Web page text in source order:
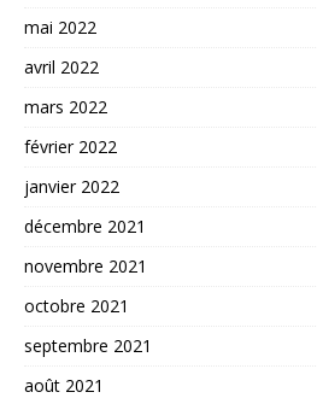
mai 2022
avril 2022
mars 2022
février 2022
janvier 2022
décembre 2021
novembre 2021
octobre 2021
septembre 2021
août 2021